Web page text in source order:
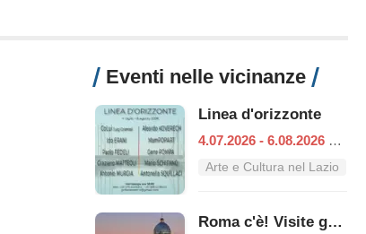
Eventi nelle vicinanze
Linea d'orizzonte
4.07.2026 - 6.08.2026 |
Arte e Cultura nel Lazio
Roma c'è! Visite guidate (anche per bambini) dal 29 luglio al 6 agosto 2026